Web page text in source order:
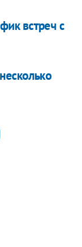
встреч с